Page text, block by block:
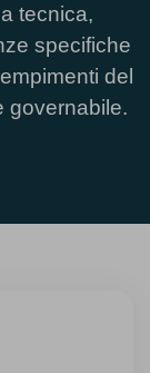
tecnica,
specifiche
del
governabile.